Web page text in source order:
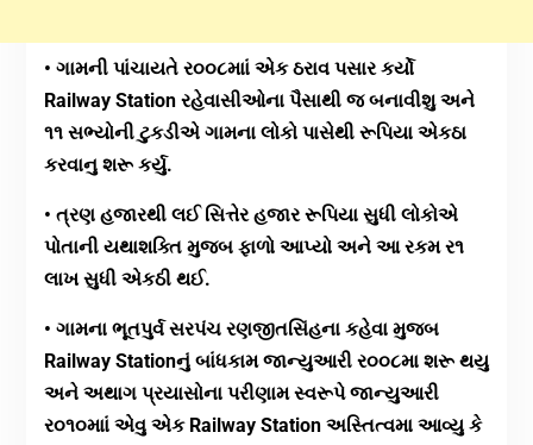
• ગામની પાંચાયતે ર૦૦૮માાં એક ઠરાવ પસાર કર્યો
Railway Station રહેવાસીઓના પૈસાથી જ બનાવીશુ અને
૧૧ સભ્યોની ટુકડીએ ગામના લોકો પાસેથી રૂપિયા એકઠા
કરવાનુ શરૂ કર્યુ.
• ત્રણ હજારથી લઈ સિત્તેર હજાર રૂપિયા સુધી લોકોએ
પોતાની યથાશક્તિ મુજબ ફાળો આપ્યો અને આ રકમ ર૧
લાખ સુધી એકઠી થઈ.
• ગામના ભૂતપુર્વ સરપંચ રણજીતસિંહના કહેવા મુજબ
Railway Stationનું બાંધકામ જાન્યુઆરી ર૦૦૮મા શરૂ થયુ
અને અથાગ પ્રયાસોના પરીણામ સ્વરૂપે જાન્યુઆરી
ર૦૧૦માાં એવુએક Railway Station અસ્તિત્વમા આવ્યુ કે